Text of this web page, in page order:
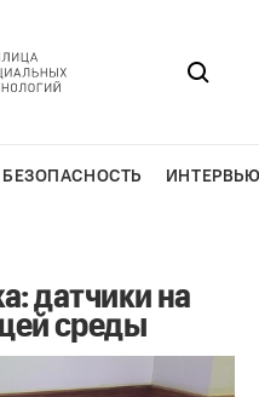
БЕЗОПАСНОСТЬ
датчики на
среды